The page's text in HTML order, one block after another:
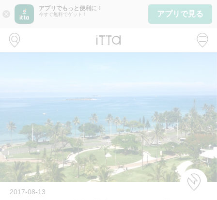
close
アプリでもっと便利に！
今すぐ無料でゲット！ アプリで見る
2017-08-13